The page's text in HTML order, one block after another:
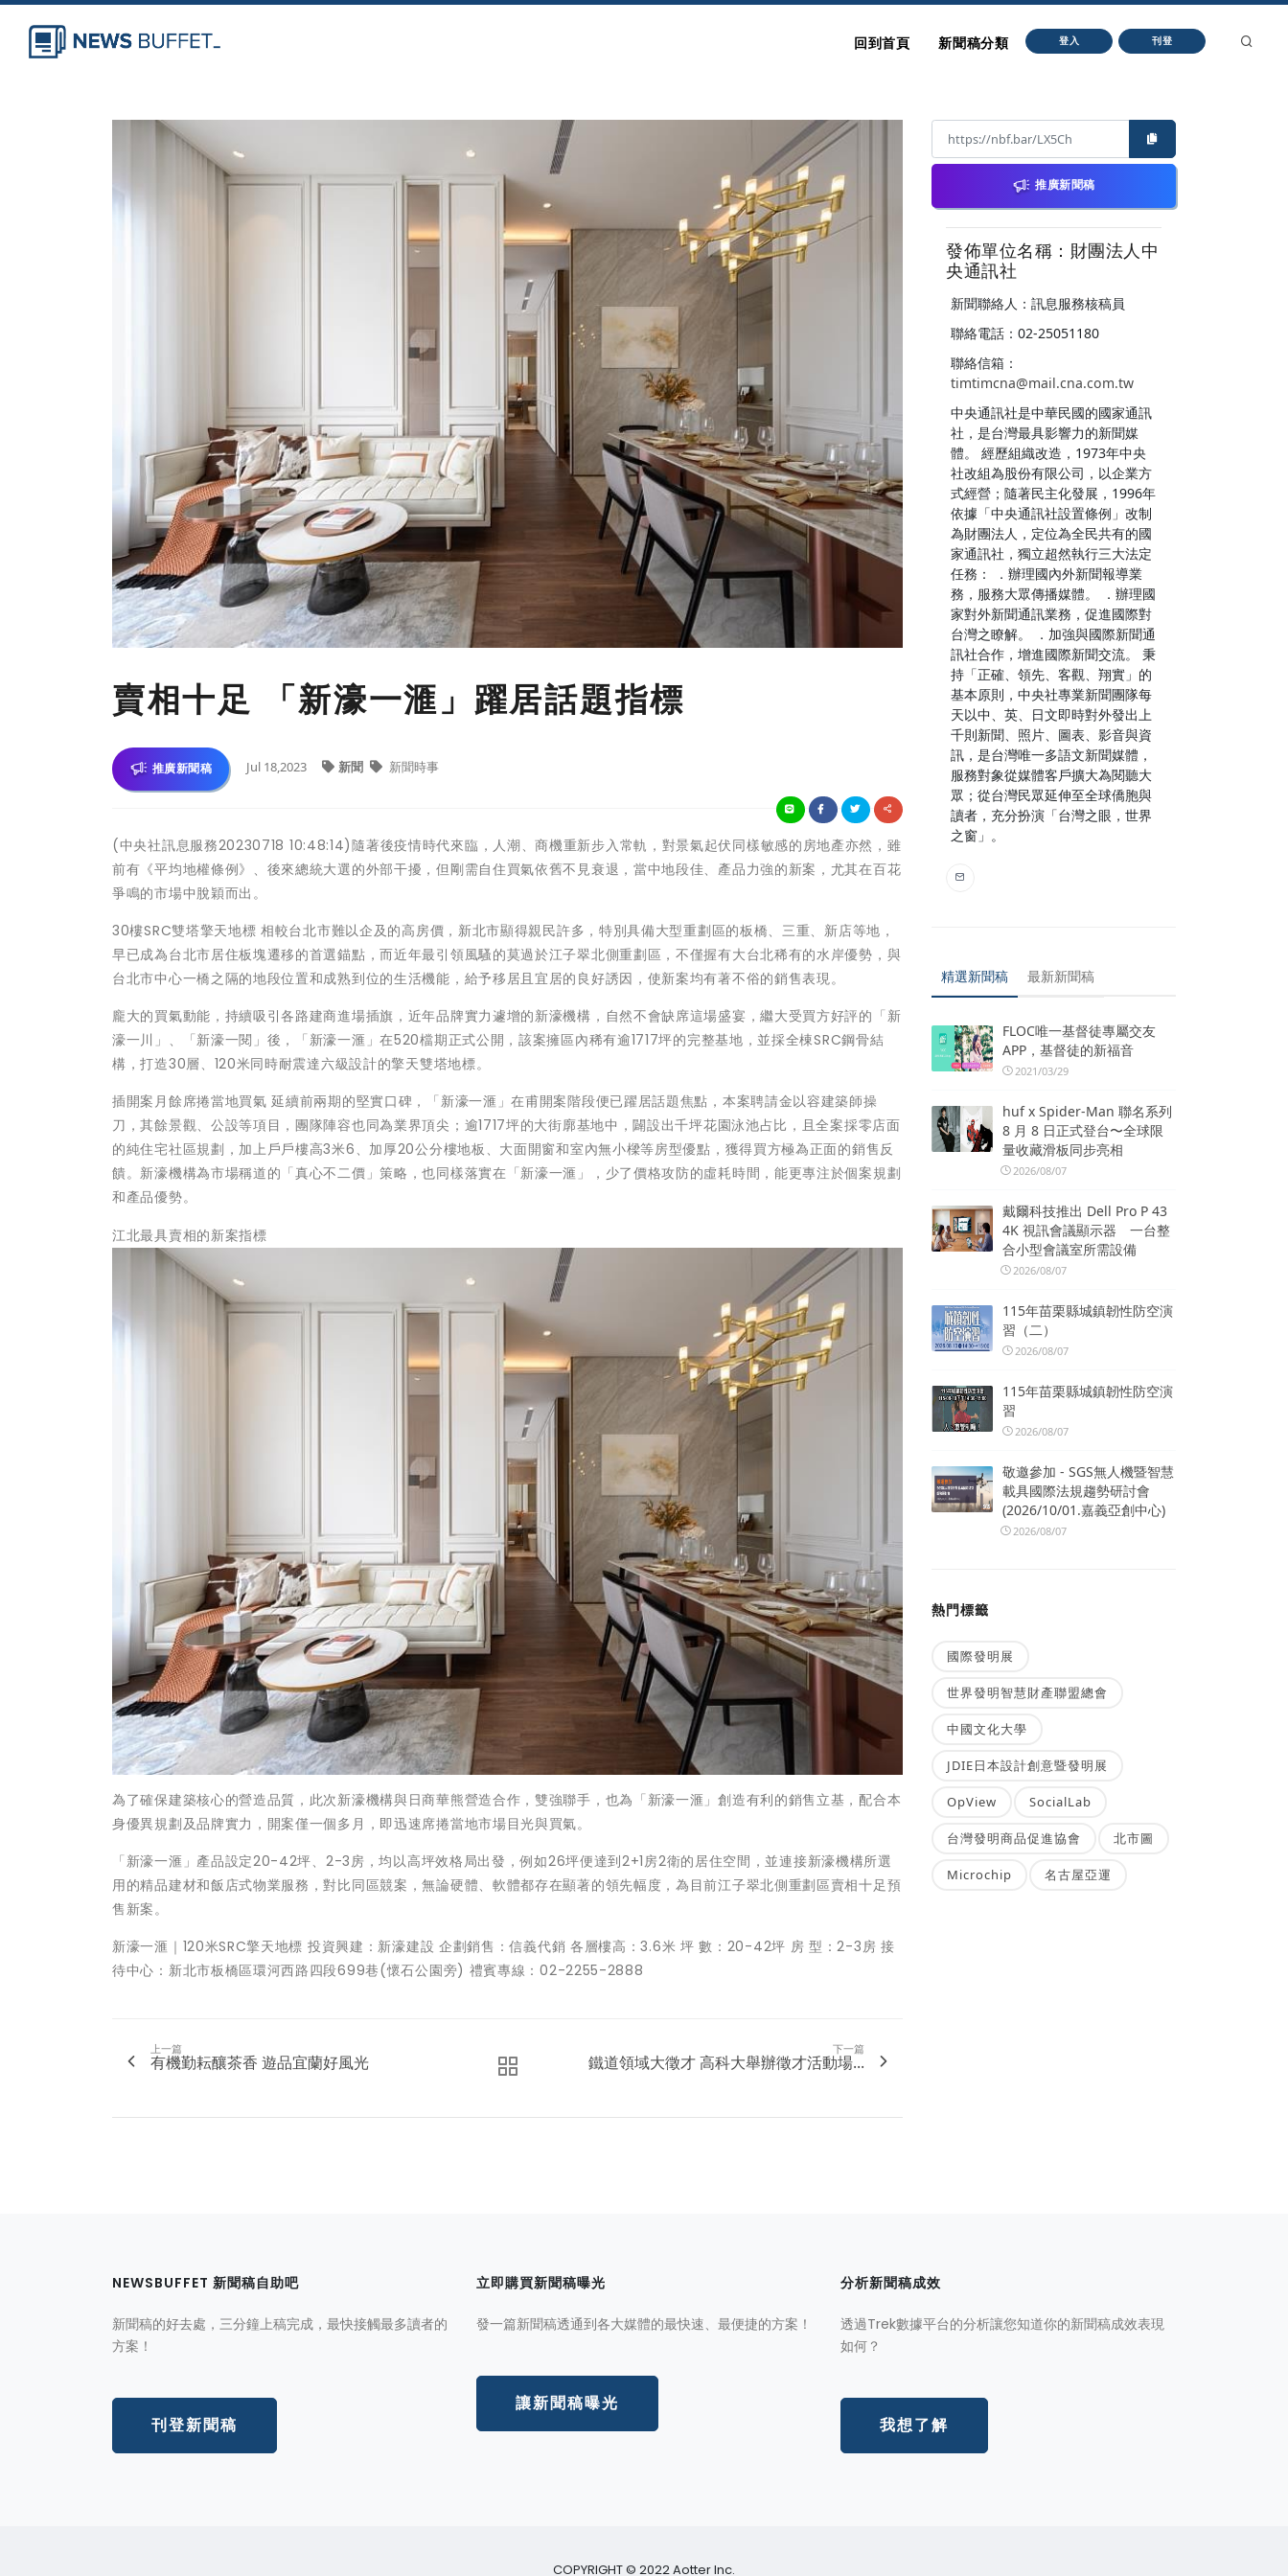
回到首頁 新聞稿分類 登入 刊登
賣相十足 「新濠一滙」躍居話題指標
推廣新聞稿 Jul 18,2023 新聞 新聞時事
(中央社訊息服務20230718 10:48:14)隨著後疫情時代來臨，人潮、商機重新步入常軌，對景氣起伏同樣敏感的房地產亦然，雖
前有《平均地權條例》、後來總統大選的外部干擾，但剛需自住買氣依舊不見衰退，當中地段佳、產品力強的新案，尤其在百花
爭鳴的市場中脫穎而出。
30樓SRC雙塔擎天地標 相較台北市難以企及的高房價，新北市顯得親民許多，特別具備大型重劃區的板橋、三重、新店等地，
早已成為台北市居住板塊遷移的首選錨點，而近年最引領風騷的莫過於江子翠北側重劃區，不僅握有大台北稀有的水岸優勢，與
台北市中心一橋之隔的地段位置和成熟到位的生活機能，給予移居且宜居的良好誘因，使新案均有著不俗的銷售表現。
龐大的買氣動能，持續吸引各路建商進場插旗，近年品牌實力遽增的新濠機構，自然不會缺席這場盛宴，繼大受買方好評的「新
濠一川」、「新濠一閱」後，「新濠一滙」在520檔期正式公開，該案擁區內稀有逾1717坪的完整基地，並採全棟SRC鋼骨結
構，打造30層、120米同時耐震達六級設計的擎天雙塔地標。
插開案月餘席捲當地買氣 延續前兩期的堅實口碑，「新濠一滙」在甫開案階段便已躍居話題焦點，本案聘請金以容建築師操
刀，其餘景觀、公設等項目，團隊陣容也同為業界頂尖；逾1717坪的大街廓基地中，闢設出千坪花園泳池占比，且全案採零店面
的純住宅社區規劃，加上戶戶樓高3米6、加厚20公分樓地板、大面開窗和室內無小樑等房型優點，獲得買方極為正面的銷售反
饋。新濠機構為市場稱道的「真心不二價」策略，也同樣落實在「新濠一滙」，少了價格攻防的虛耗時間，能更專注於個案規劃
和產品優勢。
江北最具賣相的新案指標
為了確保建築核心的營造品質，此次新濠機構與日商華熊營造合作，雙強聯手，也為「新濠一滙」創造有利的銷售立基，配合本
身優異規劃及品牌實力，開案僅一個多月，即迅速席捲當地市場目光與買氣。
「新濠一滙」產品設定20-42坪、2-3房，均以高坪效格局出發，例如26坪便達到2+1房2衛的居住空間，並連接新濠機構所選
用的精品建材和飯店式物業服務，對比同區競案，無論硬體、軟體都存在顯著的領先幅度，為目前江子翠北側重劃區賣相十足預
售新案。
新濠一滙｜120米SRC擎天地標 投資興建：新濠建設 企劃銷售：信義代銷 各層樓高：3.6米 坪 數：20-42坪 房 型：2-3房 接
待中心：新北市板橋區環河西路四段699巷(懷石公園旁) 禮賓專線：02-2255-2888
上一篇
有機勤耘釀茶香 遊品宜蘭好風光
下一篇
鐵道領域大徵才 高科大舉辦徵才活動場...
推廣新聞稿
發佈單位名稱：財團法人中
央通訊社
新聞聯絡人：訊息服務核稿員
聯絡電話：02-25051180
聯絡信箱：
timtimcna@mail.cna.com.tw
中央通訊社是中華民國的國家通訊
社，是台灣最具影響力的新聞媒
體。 經歷組織改造，1973年中央
社改組為股份有限公司，以企業方
式經營；隨著民主化發展，1996年
依據「中央通訊社設置條例」改制
為財團法人，定位為全民共有的國
家通訊社，獨立超然執行三大法定
任務： ．辦理國內外新聞報導業
務，服務大眾傳播媒體。 ．辦理國
家對外新聞通訊業務，促進國際對
台灣之瞭解。 ．加強與國際新聞通
訊社合作，增進國際新聞交流。 秉
持「正確、領先、客觀、翔實」的
基本原則，中央社專業新聞團隊每
天以中、英、日文即時對外發出上
千則新聞、照片、圖表、影音與資
訊，是台灣唯一多語文新聞媒體，
服務對象從媒體客戶擴大為閱聽大
眾；從台灣民眾延伸至全球僑胞與
讀者，充分扮演「台灣之眼，世界
之窗」。
精選新聞稿 最新新聞稿
FLOC唯一基督徒專屬交友
APP，基督徒的新福音
2021/03/29
huf x Spider-Man 聯名系列
8 月 8 日正式登台〜全球限
量收藏滑板同步亮相
2026/08/07
戴爾科技推出 Dell Pro P 43
4K 視訊會議顯示器 一台整
合小型會議室所需設備
2026/08/07
115年苗栗縣城鎮韌性防空演
習（二）
2026/08/07
115年苗栗縣城鎮韌性防空演
習
2026/08/07
敬邀參加 - SGS無人機暨智慧
載具國際法規趨勢研討會
(2026/10/01.嘉義亞創中心)
2026/08/07
熱門標籤
國際發明展
世界發明智慧財產聯盟總會
中國文化大學
JDIE日本設計創意暨發明展
OpView SocialLab
台灣發明商品促進協會 北市圖
Microchip 名古屋亞運
NEWSBUFFET 新聞稿自助吧
新聞稿的好去處，三分鐘上稿完成，最快接觸最多讀者的
方案！
刊登新聞稿
立即購買新聞稿曝光
發一篇新聞稿透通到各大媒體的最快速、最便捷的方案！
讓新聞稿曝光
分析新聞稿成效
透過Trek數據平台的分析讓您知道你的新聞稿成效表現
如何？
我想了解
COPYRIGHT © 2022 Aotter Inc.